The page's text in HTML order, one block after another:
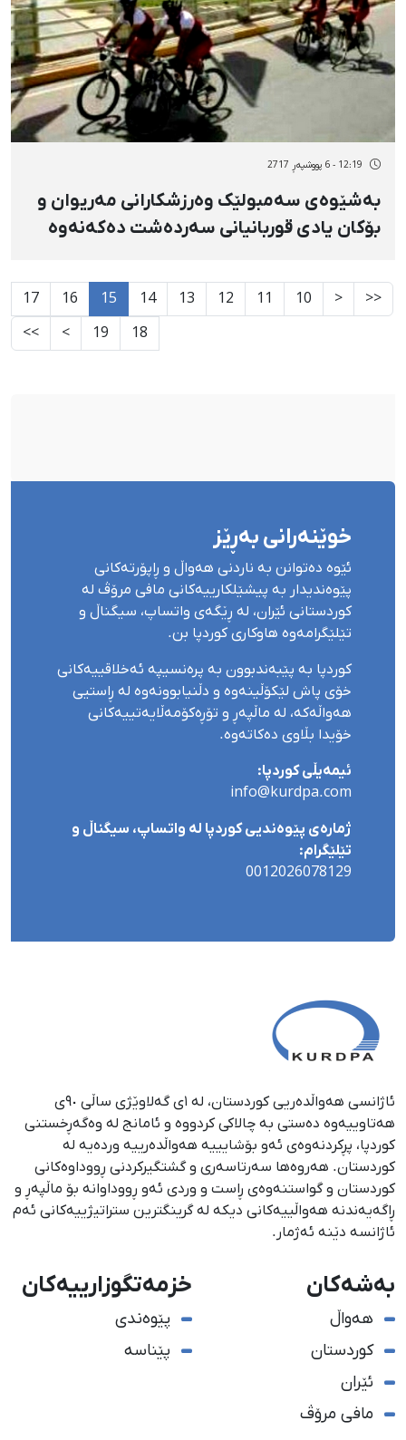
12:19 - 6 پووشپەڕ 2717
بەشێوەی سەمبولێک وەرزشکارانی مەریوان و
بۆکان یادی قوربانیانی سەردەشت دەکەنەوە
<<
<
10
11
12
13
14
15
16
17
18
19
>
>>
خوێنەرانی بەڕێز
ئێوە دەتوانن بە ناردنی هەواڵ و ڕاپۆرتەکانی
پێوەندیدار بە پیشێلکارییەکانی مافی مرۆڤ لە
کوردستانی ئێران، لە ڕێگەی واتساپ، سیگناڵ و
تێلێگرامەوە هاوکاری کوردپا بن.
کوردپا بە پێبەندبوون بە پرەنسیپە ئەخلاقییەکانی
خۆی پاش لێکۆڵینەوە و دڵنیابوونەوە لە ڕاستیی
هەواڵەکە، لە ماڵپەڕ و تۆڕەکۆمەڵایەتییەکانی
خۆیدا بڵاوی دەکاتەوە.
ئیمەیڵی کوردپا:
info@kurdpa.com
ژمارەی پێوەندیی کوردپا لە واتساپ، سیگناڵ و
تێلێگرام:
0012026078129
ئاژانسی هەواڵدەریی کوردستان، لە ١ی گەلاوێژی ساڵی ٩٠ی
هەتاوییەوە دەستی بە چالاکی کردووە و ئامانج لە وەگەڕخستنی
كوردپا، پڕكردنەوەی ئەو بۆشایییە هەواڵدەرییە وردەیە لە
كوردستان. هەروەها سەرتاسەری و گشتگیركردنی ڕووداوەكانی
كوردستان و گواستنەوەی ڕاست و وردی ئەو ڕووداوانە بۆ ماڵپەڕ و
ڕاگەیەندنە هەواڵییەكانی دیكە لە گرینگترین ستراتیژییەكانی ئەم
ئاژانسە دێنە ئەژمار.
بەشەکان
هەواڵ
کوردستان
ئێران
مافی مرۆڤ
خزمەتگوزارییەکان
پێوەندی
پێناسە